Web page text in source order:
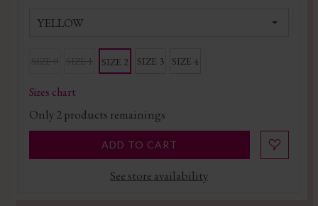
YELLOW
SIZE 2 SIZE 3 SIZE 4
Sizes chart
Only2products remainings
ADD TO CART
See store availability